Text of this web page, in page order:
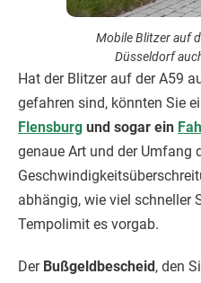
Mobile Blitzer auf
Düsseldorf
Hat der Blitzer auf der A59
gefahren sind, könnten Sie
Flensburg und sogar ein
genaue Art und der Umfang
abhängig, wie viel schneller
Tempolimit es vorgab.
Der Bußgeldbescheid, den